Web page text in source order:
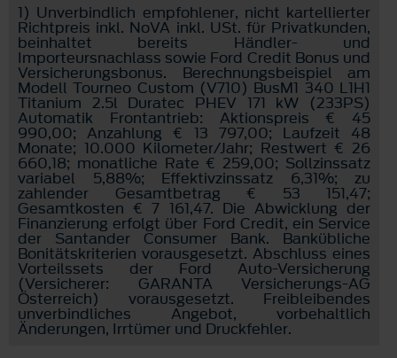
1) Unverbindlich empfohlener, nicht kartellierter
Richtpreis inkl. NoVA inkl. USt. für Privatkunden,
beinhaltet bereits Händler- und
Importeursnachlass sowie Ford Credit Bonus und
Versicherungsbonus. Berechnungsbeispiel am
Modell Tourneo Custom (V710) BusM1 340 L1H1
Titanium 2.5l Duratec PHEV 171 kW (233PS)
Automatik Frontantrieb: Aktionspreis € 45
990,00; Anzahlung € 13 797,00; Laufzeit 48
Monate; 10.000 Kilometer/Jahr; Restwert € 26
660,18; monatliche Rate € 259,00; Sollzinssatz
variabel 5,88%; Effektivzinssatz 6,31%; zu
zahlender Gesamtbetrag € 53 151,47;
Gesamtkosten € 7 161,47. Die Abwicklung der
Finanzierung erfolgt über Ford Credit, ein Service
der Santander Consumer Bank. Bankübliche
Bonitätskriterien vorausgesetzt. Abschluss eines
Vorteilssets der Ford Auto-Versicherung
(Versicherer: GARANTA Versicherungs-AG
Österreich) vorausgesetzt. Freibleibendes
unverbindliches Angebot, vorbehaltlich
Änderungen, Irrtümer und Druckfehler.